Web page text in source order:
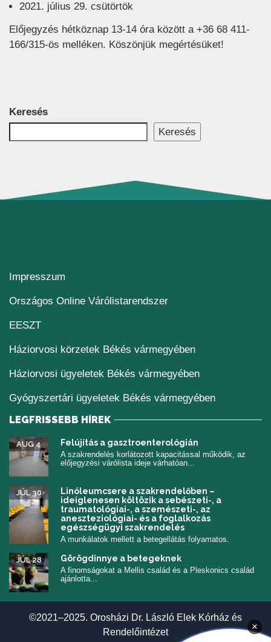
2021. július 29. csütörtök
Előjegyzés hétköznap 13-14 óra között a +36 68 411-
166/315-ös melléken. Köszönjük megértésüket!
Keresés
Keresés
Impresszum
Országos Online Várólistarendszer(új ablakban nyílik
EESZT(új ablakban nyílik meg)
Háziorvosi körzetek Békés vármegyében
Háziorvosi ügyeletek Békés vármegyében
Gyógyszertári ügyeletek Békés vármegyében
LEGFRISSEBB HÍREK
Felújítás a gasztroenterológián
AUG 4
A szakrendelés korlátozott kapacitással működik, az
előjegyzési várólista ideje várhatóan...
Linóleumcsere a szakrendelőben –
ideiglenesen költözik a sebészeti-, a
traumatológiai-, a szemészeti-, az
aneszteziológiai- és a foglalkozás
egészségügyi szakrendelés
JÚL 30
A munkálatok mellett a betegellátás folyamatos.
Görögdinnye a betegeknek
JÚL 28
A finomságokat a Mellis család és a Pleskonics család
ajánlotta...
©2021–2025. Orosházi Dr. László Elek Kórház és
Rendelőintézet
×